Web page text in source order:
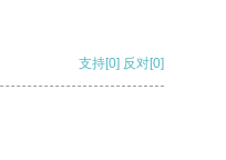
支持[0] 反对[0]